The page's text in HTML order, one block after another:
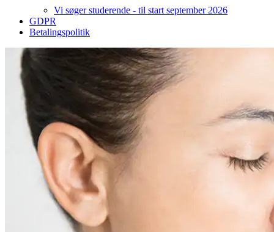
Vi søger studerende - til start september 2026
GDPR
Betalingspolitik